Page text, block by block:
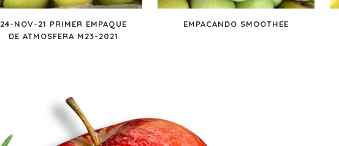
24-NOV-21 PRIMER EMPAQUE
DE ATMOSFERA M23-2021
EMPACANDO SMOOTHEE